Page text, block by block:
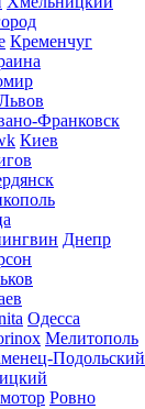
Кременчуг
Франковск
Киев
Днепр
Одесса
Мелитополь
Подольский
Ровно